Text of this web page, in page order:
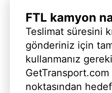
FTL kamyon
Teslimat süresini
gönderiniz için
kullanmanız
noktasından